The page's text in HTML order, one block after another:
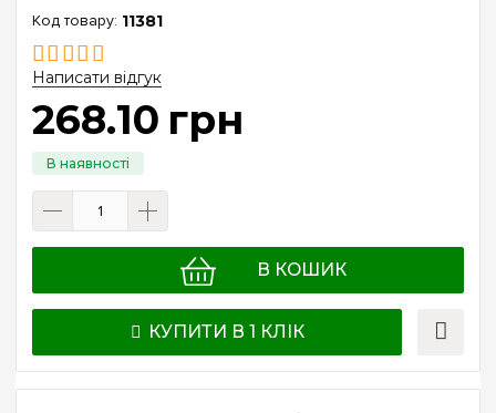
11381
Написати відгук
268.10 грн
В КОШИК
КУПИТИ В 1 КЛІК